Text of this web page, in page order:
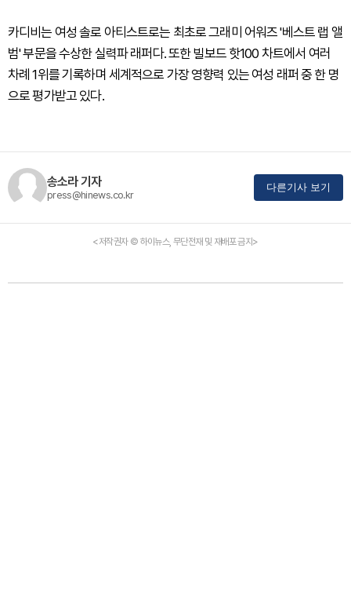
카디비는 여성 솔로 아티스트로는 최초로 그래미 어워즈 '베스트 랩 앨
범' 부문을 수상한 실력파 래퍼다. 또한 빌보드 핫100 차트에서 여러
차례 1위를 기록하며 세계적으로 가장 영향력 있는 여성 래퍼 중 한 명
으로 평가받고 있다.
송소라 기자
press@hinews.co.kr
다른기사 보기
<저작권자 © 하이뉴스, 무단전재 및 재배포 금지>